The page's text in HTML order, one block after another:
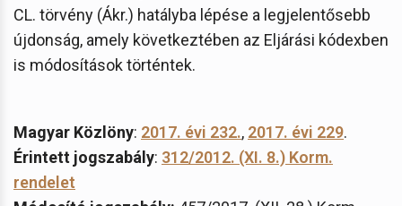
CL. törvény (Ákr.) hatályba lépése a legjelentősebb
újdonság, amely következtében az Eljárási kódexben
is módosítások történtek.
Magyar Közlöny: 2017. évi 232., 2017. évi 229.
Érintett jogszabály: 312/2012. (XI. 8.) Korm.
rendelet